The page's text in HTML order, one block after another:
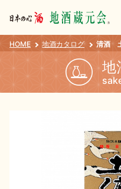
会員登録
HOME 地酒カタログ
地